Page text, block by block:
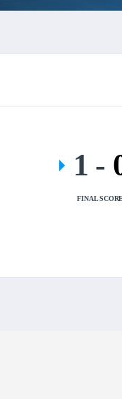
1 -
FINAL SCORE